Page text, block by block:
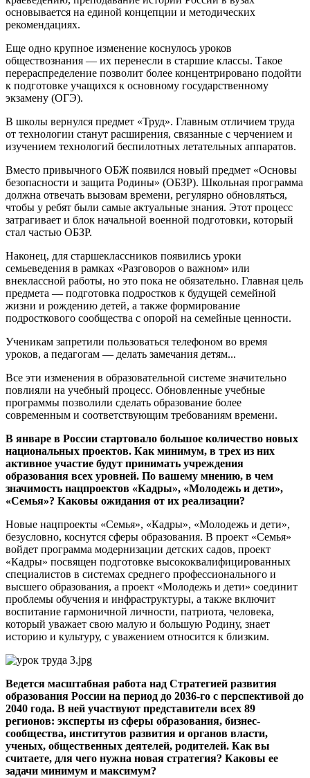
основывается на единой концепции и методических
рекомендациях.
Еще одно крупное изменение коснулось уроков
обществознания — их перенесли в старшие классы. Такое
перераспределение позволит более концентрировано подойти
к подготовке учащихся к основному государственному
экзамену (ОГЭ).
В школы вернулся предмет «Труд». Главным отличием труда
от технологии станут расширения, связанные с черчением и
изучением технологий беспилотных летательных аппаратов.
Вместо привычного ОБЖ появился новый предмет «Основы
безопасности и защита Родины» (ОБЗР). Школьная программа
должна отвечать вызовам времени, регулярно обновляться,
чтобы у ребят были самые актуальные знания. Этот процесс
затрагивает и блок начальной военной подготовки, который
стал частью ОБЗР.
Наконец, для старшеклассников появились уроки
семьеведения в рамках «Разговоров о важном» или
внеклассной работы, но это пока не обязательно. Главная цель
предмета — подготовка подростков к будущей семейной
жизни и рождению детей, а также формирование
подросткового сообщества с опорой на семейные ценности.
Ученикам запретили пользоваться телефоном во время
уроков, а педагогам — делать замечания детям...
Все эти изменения в образовательной системе значительно
повлияли на учебный процесс. Обновленные учебные
программы позволили сделать образование более
современным и соответствующим требованиям времени.
В январе в России стартовало большое количество новых
национальных проектов. Как минимум, в трех из них
активное участие будут принимать учреждения
образования всех уровней. По вашему мнению, в чем
значимость нацпроектов «Кадры», «Молодежь и дети»,
«Семья»? Каковы ожидания от их реализации?
Новые нацпроекты «Семья», «Кадры», «Молодежь и дети»,
безусловно, коснутся сферы образования. В проект «Семья»
войдет программа модернизации детских садов, проект
«Кадры» посвящен подготовке высококвалифицированных
специалистов в системах среднего профессионального и
высшего образования, а проект «Молодежь и дети» соединит
проблемы обучения и инфраструктуры, а также включит
воспитание гармоничной личности, патриота, человека,
который уважает свою малую и большую Родину, знает
историю и культуру, с уважением относится к близким.
Ведется масштабная работа над Стратегией развития
образования России на период до 2036-го с перспективой до
2040 года. В ней участвуют представители всех 89
регионов: эксперты из сферы образования, бизнес-
сообщества, институтов развития и органов власти,
ученых, общественных деятелей, родителей. Как вы
считаете, для чего нужна новая стратегия? Каковы ее
задачи минимум и максимум?